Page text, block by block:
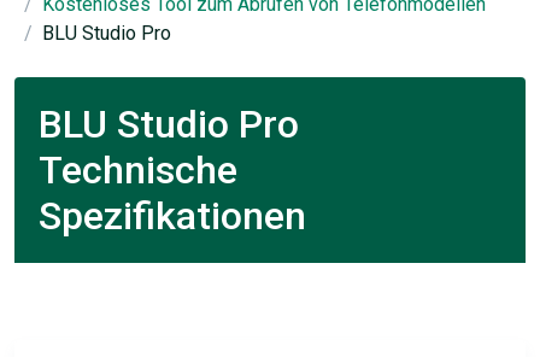
BLU Studio Pro
BLU Studio Pro
Technische
Spezifikationen